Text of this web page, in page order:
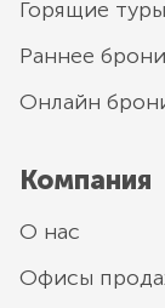
Горящие туры
Раннее
Онлайн
Компания
О нас
Офисы